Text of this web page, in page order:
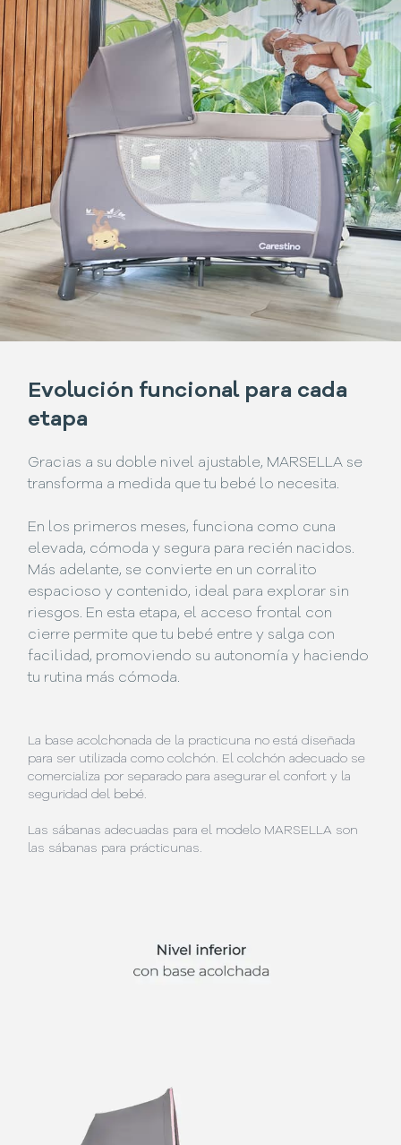
Evolución funcional para cada
etapa
Gracias a su doble nivel ajustable, MARSELLA se
transforma a medida que tu bebé lo necesita.
En los primeros meses, funciona como cuna
elevada, cómoda y segura para recién nacidos.
Más adelante, se convierte en un corralito
espacioso y contenido, ideal para explorar sin
riesgos. En esta etapa, el acceso frontal con
cierre permite que tu bebé entre y salga con
facilidad, promoviendo su autonomía y haciendo
tu rutina más cómoda.
La base acolchonada de la practicuna no está diseñada
para ser utilizada como colchón. El colchón adecuado se
comercializa por separado para asegurar el confort y la
seguridad del bebé.
Las sábanas adecuadas para el modelo MARSELLA son
las sábanas para prácticunas.